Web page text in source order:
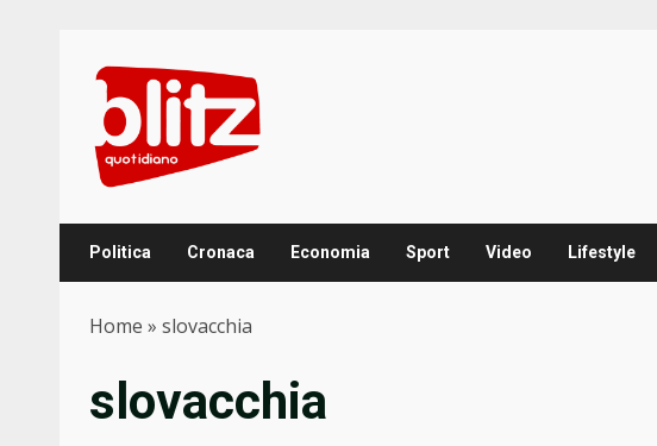
content
Politica Cronaca Economia Sport Video Lifestyle
Home » slovacchia
slovacchia